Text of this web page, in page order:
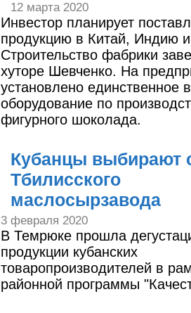
12 марта 2020
Инвестор планирует
продукцию в Китай, Индию
Строительство фабрики
хуторе Шевченко. На
установлено единственное
оборудование по
фигурного шоколада.
Кубанцы выбирают
Тбилисского
маслосырзавода
3 февраля 2020
В Темрюке прошла
продукции кубанских
товаропроизводителей в
районной программы